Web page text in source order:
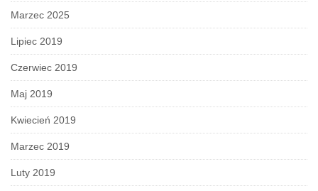
Marzec 2025
Lipiec 2019
Czerwiec 2019
Maj 2019
Kwiecień 2019
Marzec 2019
Luty 2019